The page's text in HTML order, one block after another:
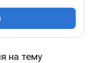
на тему